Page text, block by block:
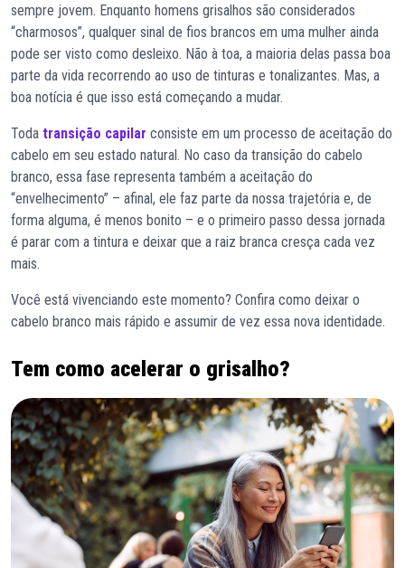
sempre jovem. Enquanto homens grisalhos são considerados
“charmosos”, qualquer sinal de fios brancos em uma mulher ainda
pode ser visto como desleixo. Não à toa, a maioria delas passa boa
parte da vida recorrendo ao uso de tinturas e tonalizantes. Mas, a
boa notícia é que isso está começando a mudar.
Toda transição capilar consiste em um processo de aceitação do
cabelo em seu estado natural. No caso da transição do cabelo
branco, essa fase representa também a aceitação do
“envelhecimento” – afinal, ele faz parte da nossa trajetória e, de
forma alguma, é menos bonito – e o primeiro passo dessa jornada
é parar com a tintura e deixar que a raiz branca cresça cada vez
mais.
Você está vivenciando este momento? Confira como deixar o
cabelo branco mais rápido e assumir de vez essa nova identidade.
Tem como acelerar o grisalho?